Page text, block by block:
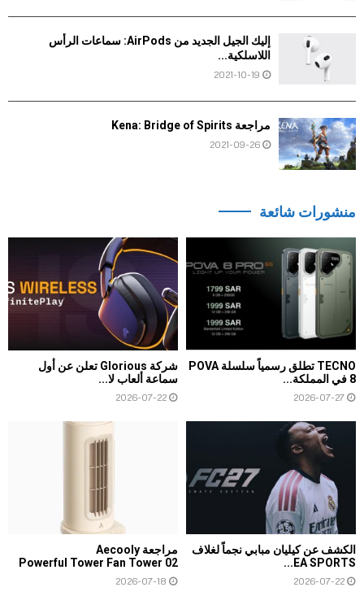
إليك الجيل الجديد من AirPods: سماعات الرأس
اللاسلكية...
2021-10-19
مراجعة Kena: Bridge of Spirits
2021-09-26
منشورات شائعة
TECNO تطلق رسمياً سلسلة POVA
8 في المملكة...
2026-07-27
شركة Glorious تعلن عن أول
سماعة ألعاب لا...
2026-07-22
الكشف عن كيليان مبابي نجماً لغلاف
EA SPORTS...
2026-07-22
مراجعة Aecooly
Powerful Tower Fan Tower 02
2026-07-18